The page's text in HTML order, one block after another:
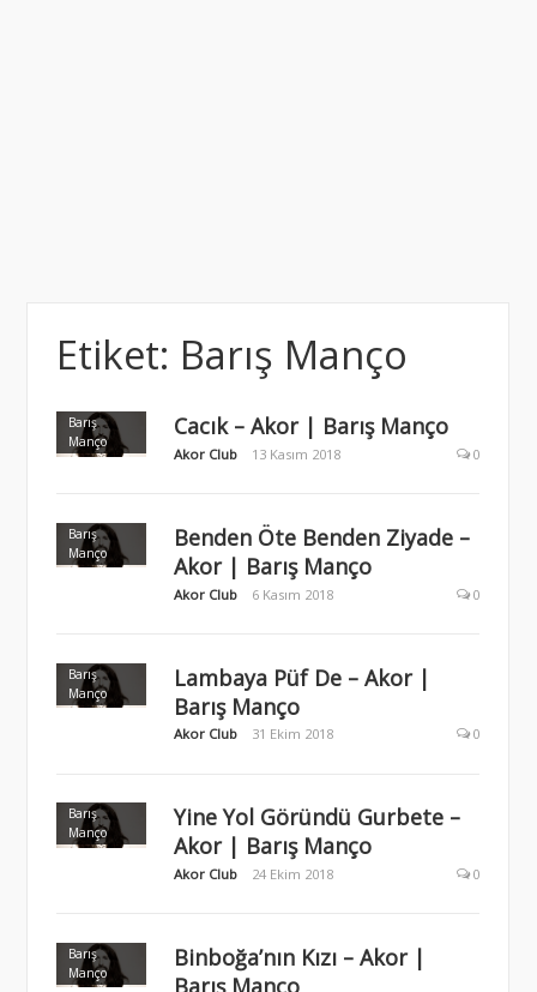
Etiket: Barış Manço
Barış
Manço
Cacık – Akor | Barış Manço
Akor Club 13 Kasım 2018 0
Barış
Manço
Benden Öte Benden Ziyade –
Akor | Barış Manço
Akor Club 6 Kasım 2018 0
Barış
Manço
Lambaya Püf De – Akor |
Barış Manço
Akor Club 31 Ekim 2018 0
Barış
Manço
Yine Yol Göründü Gurbete –
Akor | Barış Manço
Akor Club 24 Ekim 2018 0
Barış
Manço
Binboğa’nın Kızı – Akor |
Barış Manço